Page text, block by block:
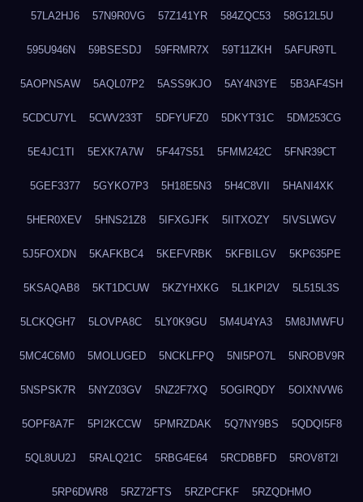
57LA2HJ6 57N9R0VG 57Z141YR 584ZQC53 58G12L5U
595U946N 59BSESDJ 59FRMR7X 59T11ZKH 5AFUR9TL
5AOPNSAW 5AQL07P2 5ASS9KJO 5AY4N3YE 5B3AF4SH
5CDCU7YL 5CWV233T 5DFYUFZ0 5DKYT31C 5DM253CG
5E4JC1TI 5EXK7A7W 5F447S51 5FMM242C 5FNR39CT
5GEF3377 5GYKO7P3 5H18E5N3 5H4C8VII 5HANI4XK
5HER0XEV 5HNS21Z8 5IFXGJFK 5IITXOZY 5IVSLWGV
5J5FOXDN 5KAFKBC4 5KEFVRBK 5KFBILGV 5KP635PE
5KSAQAB8 5KT1DCUW 5KZYHXKG 5L1KPI2V 5L515L3S
5LCKQGH7 5LOVPA8C 5LY0K9GU 5M4U4YA3 5M8JMWFU
5MC4C6M0 5MOLUGED 5NCKLFPQ 5NI5PO7L 5NROBV9R
5NSPSK7R 5NYZ03GV 5NZ2F7XQ 5OGIRQDY 5OIXNVW6
5OPF8A7F 5PI2KCCW 5PMRZDAK 5Q7NY9BS 5QDQI5F8
5QL8UU2J 5RALQ21C 5RBG4E64 5RCDBBFD 5ROV8T2I
5RP6DWR8 5RZ72FTS 5RZPCFKF 5RZQDHMO